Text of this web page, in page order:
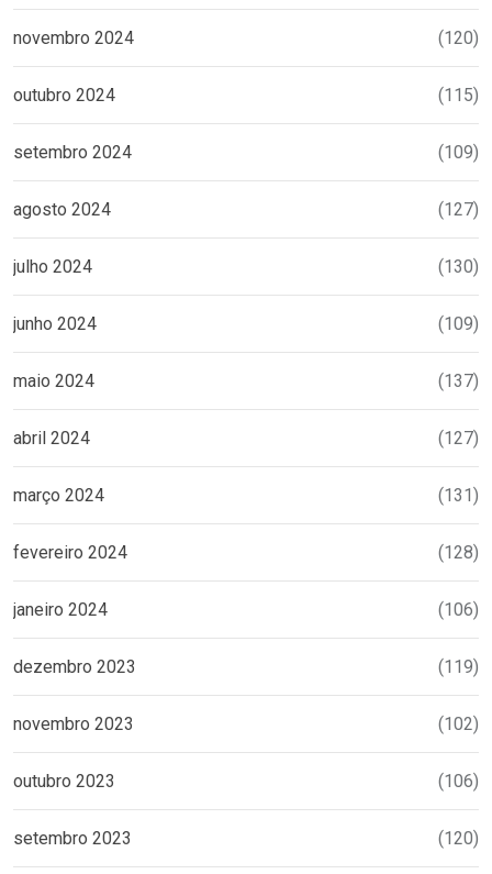
novembro 2024 (120)
outubro 2024 (115)
setembro 2024 (109)
agosto 2024 (127)
julho 2024 (130)
junho 2024 (109)
maio 2024 (137)
abril 2024 (127)
março 2024 (131)
fevereiro 2024 (128)
janeiro 2024 (106)
dezembro 2023 (119)
novembro 2023 (102)
outubro 2023 (106)
setembro 2023 (120)